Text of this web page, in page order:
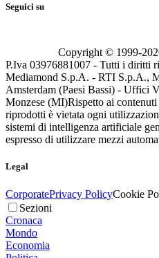
Seguici su
Copyright © 1999-
P.Iva 03976881007 - Tutti i diritti
Mediamond S.p.A. - RTI S.p.A.,
Amsterdam (Paesi Bassi) - Uffici
Monzese (MI)Rispetto ai
riprodotti è vietata ogni
sistemi di intelligenza artificiale
espresso di utilizzare mezzi
Legal
CorporatePrivacy PolicyCookie
Sezioni
Cronaca
Mondo
Economia